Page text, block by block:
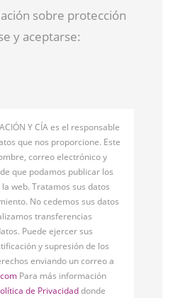
sobre protección
y aceptarse:
Y CÍA es el responsable
que nos proporcione. Este
correo electrónico y
que podamos publicar los
web. Tratamos sus datos
No cedemos sus datos
transferencias
Puede ejercer sus
y supresión de los
enviando un correo a
Para más información
de Privacidaddonde